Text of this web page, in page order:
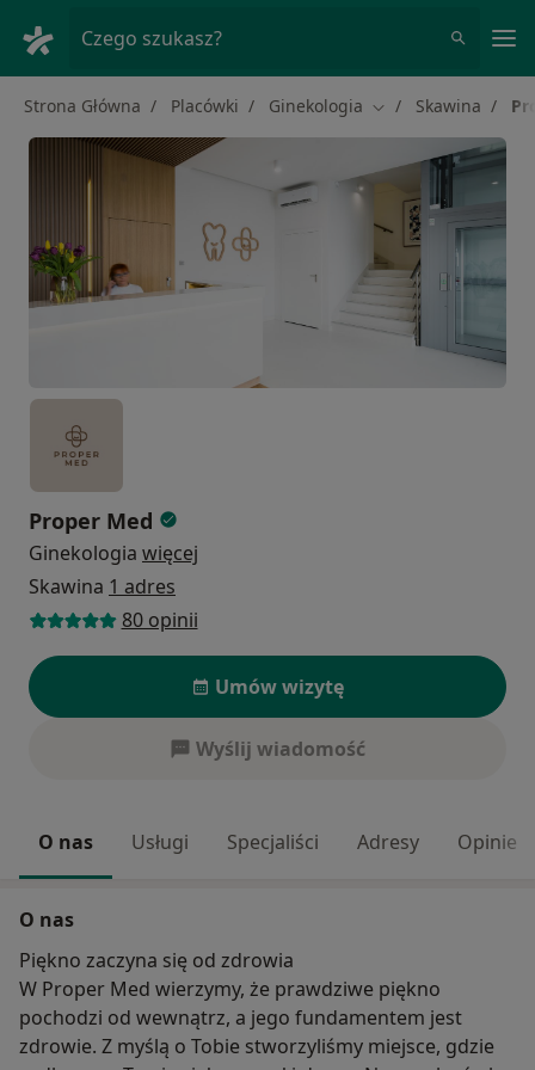
Czego szukasz?
Strona Główna Placówki Ginekologia Zmień miasto
Skawina
Proper Med
Ginekologia więcej
Skawina 1 adres
80 opinii
Umów wizytę
Wyślij wiadomość
O nas Usługi Specjaliści Adresy Opinie
O nas
Piękno zaczyna się od zdrowia
W Proper Med wierzymy, że prawdziwe piękno
pochodzi od wewnątrz, a jego fundamentem jest
zdrowie. Z myślą o Tobie stworzyliśmy miejsce, gdzie